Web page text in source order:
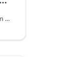
Laravel é um poderoso framework em PHP com uma sintaxe elegante e expressiva, que permite avançar rapidamente em suas soluções, sem se preocupar com detalhes pequenos.